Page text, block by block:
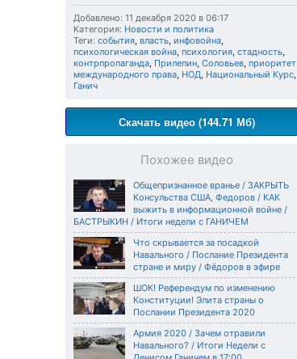
Добавлено: 11 декабря 2020 в 06:17
Категория: Новости и политика
Теги: события власть инфовойна
психологическая война психология стадность
контрпропаганда Прилепин Соловьев приоритет
международного права НОД Национальный Курс
Ганич
Скачать видео (144.71 Мб)
Похожее видео
Общепризнанное вранье / ЗАКРЫТЬ
Консульства США, Федоров / КАК
выжить в информационной войне /
БАСТРЫКИН / Итоги недели с ГАНИЧЕМ
Что скрывается за посадкой
Навального / Послание Президента
стране и миру / Фёдоров в эфире
ШОК! Референдум по изменению
Конституции! Элита страны о
Послании Президента 2020
Армия 2020 / Зачем отравили
Навального? / Итоги Недели с